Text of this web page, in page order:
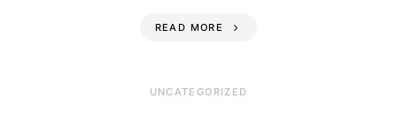
READ MORE
UNCATEGORIZED